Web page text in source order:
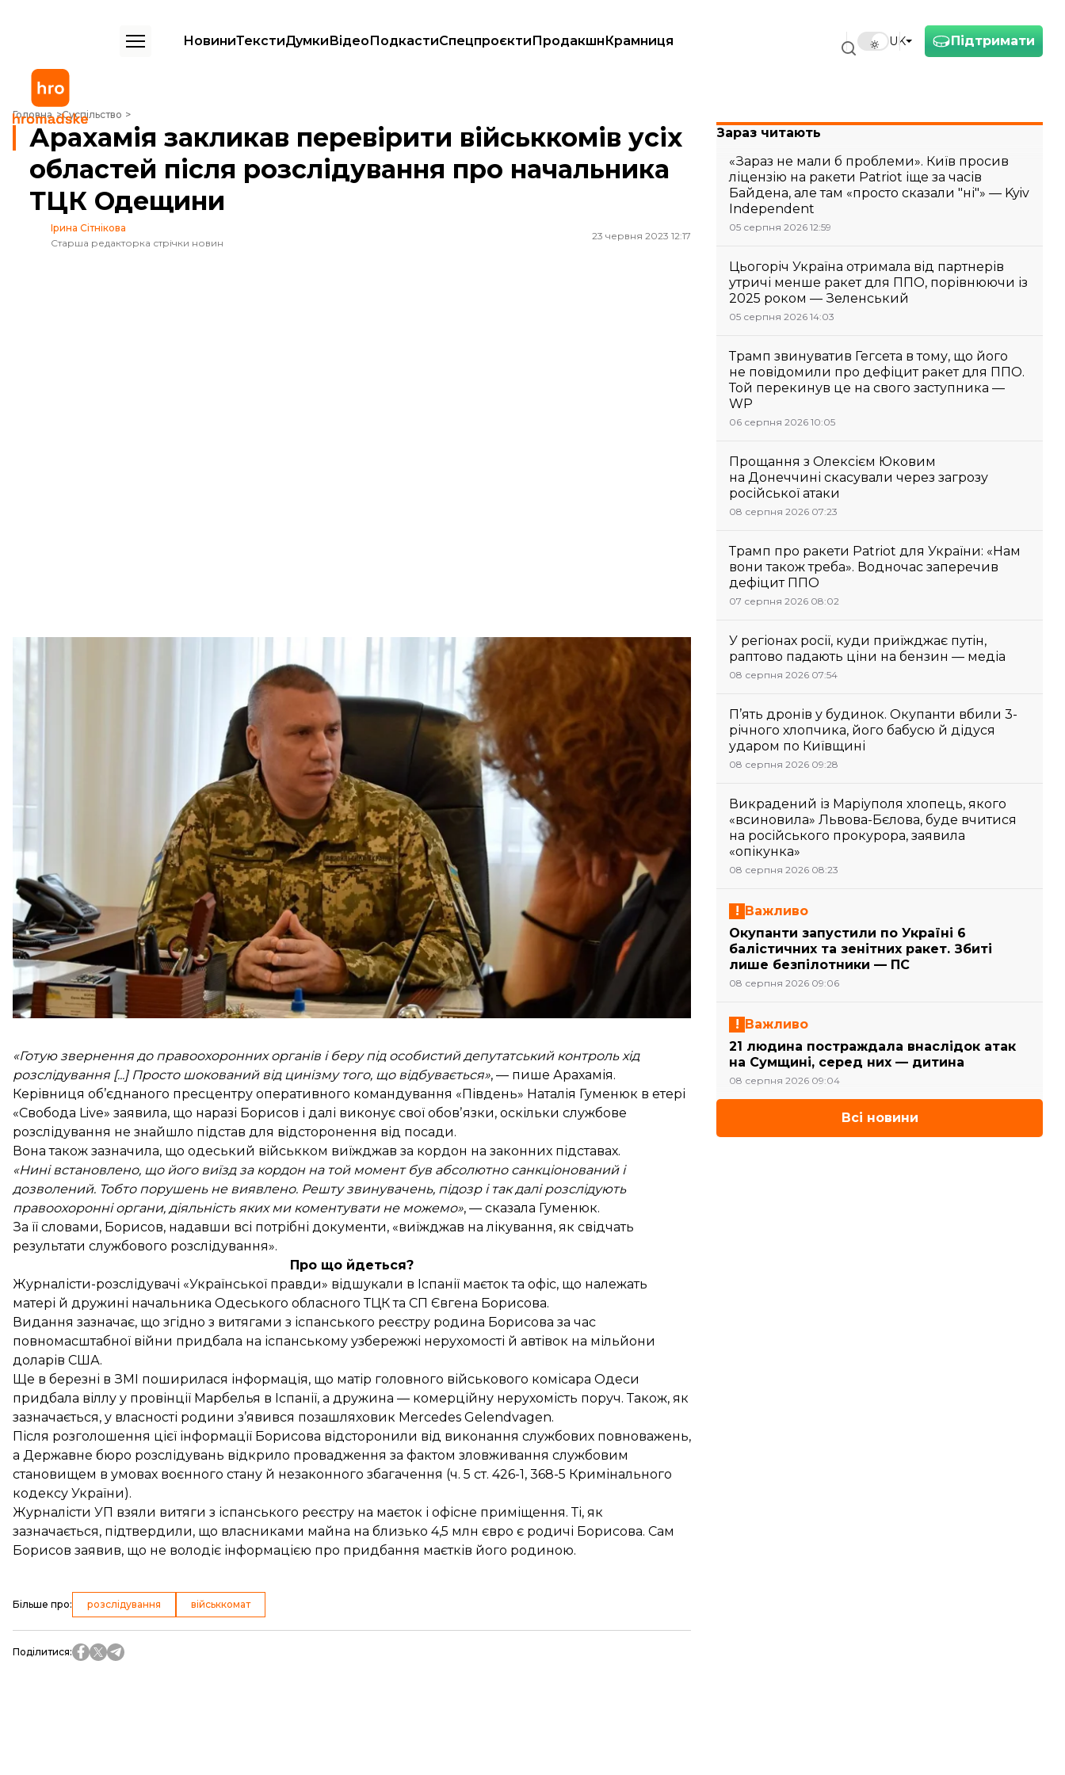
Підтримати
UK
НовиниТекстиДумкиВідеоПодкастиСпецпроєктиПродакшнКрамниця
Головна Суспільство
Арахамія закликав перевірити військкомів усіх областей після розслідування про начальника ТЦК Одещини
Арахамія закликав перевірити військкомів усіх
областей після розслідування про начальника
ТЦК Одещини
Ірина Сітнікова
Старша редакторка стрічки новин
23 червня 2023 12:17
Військовий комісар Одеського обласного територіального центру комплектування та соціальної підтримки полковник Євген
АрміяInform
Голова фракції «Слуга Народу» Давид Арахамія закликав уповноважені органи провести перевірки
щодо військкомів усіх областей після розслідування журналістів, яке показало маєток в Іспанії
родини начальника Одеського обласного ТЦК та СП Євгена Борисова.
у Telegram.
Він заявив, що розслідування про одеського військкома «відняло в нього мову».
Арахамія оголосив, що, як член Комітету Верховної Ради з питань національної безпеки, оборони й
розвідки, ініціював розгляд цього випадку й детальне його висвітлення у ЗМІ.
«Готую звернення до правоохоронних органів і беру під особистий депутатський контроль хід
розслідування [...] Просто шокований від цинізму того, що відбувається», — пише Арахамія.
Керівниця об’єднаного пресцентру оперативного командування «Південь» Наталія Гуменюк в етері
«Свобода Live» заявила, що наразі Борисов і далі виконує свої обовʼязки, оскільки службове
розслідування не знайшло підстав для відсторонення від посади.
Вона також зазначила, що одеський військком виїжджав за кордон на законних підставах.
«Нині встановлено, що його виїзд за кордон на той момент був абсолютно санкціонований і
дозволений. Тобто порушень не виявлено. Решту звинувачень, підозр і так далі розслідують
правоохоронні органи, діяльність яких ми коментувати не можемо», — сказала Гуменюк.
За її словами, Борисов, надавши всі потрібні документи, «виїжджав на лікування, як свідчать
результати службового розслідування».
Про що йдеться?
Журналісти-розслідувачі «Української правди» відшукали в Іспанії маєток та офіс, що належать
матері й дружині начальника Одеського обласного ТЦК та СП Євгена Борисова.
Видання зазначає, що згідно з витягами з іспанського реєстру родина Борисова за час
повномасштабної війни придбала на іспанському узбережжі нерухомості й автівок на мільйони
доларів США.
Ще в березні в ЗМІ поширилася інформація, що матір головного військового комісара Одеси
придбала віллу у провінції Марбелья в Іспанії, а дружина — комерційну нерухомість поруч. Також, як
зазначається, у власності родини з’явився позашляховик Mercedes Gelendvagen.
Після розголошення цієї інформації Борисова відсторонили від виконання службових повноважень,
а Державне бюро розслідувань відкрило провадження за фактом зловживання службовим
становищем в умовах воєнного стану й незаконного збагачення (ч. 5 ст. 426-1, 368-5 Кримінального
кодексу України).
Журналісти УП взяли витяги з іспанського реєстру на маєток і офісне приміщення. Ті, як
зазначається, підтвердили, що власниками майна на близько 4,5 млн євро є родичі Борисова. Сам
Борисов заявив, що не володіє інформацією про придбання маєтків його родиною.
Більше про: розслідування військкомат
Поділитися:
Зараз читають
«Зараз не мали б проблеми». Київ просив
ліцензію на ракети Patriot іще за часів
Байдена, але там «просто сказали "ні"» — Kyiv
Independent
05 серпня 2026 12:59
Цьогоріч Україна отримала від партнерів
утричі менше ракет для ППО, порівнюючи із
2025 роком — Зеленський
05 серпня 2026 14:03
Трамп звинуватив Гегсета в тому, що його
не повідомили про дефіцит ракет для ППО.
Той перекинув це на свого заступника —
WP
06 серпня 2026 10:05
Прощання з Олексієм Юковим
на Донеччині скасували через загрозу
російської атаки
08 серпня 2026 07:23
Трамп про ракети Patriot для України: «Нам
вони також треба». Водночас заперечив
дефіцит ППО
07 серпня 2026 08:02
У регіонах росії, куди приїжджає путін,
раптово падають ціни на бензин — медіа
08 серпня 2026 07:54
П’ять дронів у будинок. Окупанти вбили 3-
річного хлопчика, його бабусю й дідуся
ударом по Київщині
08 серпня 2026 09:28
Викрадений із Маріуполя хлопець, якого
«всиновила» Львова-Бєлова, буде вчитися
на російського прокурора, заявила
«опікунка»
08 серпня 2026 08:23
Важливо
Окупанти запустили по Україні 6
балістичних та зенітних ракет. Збиті
лише безпілотники — ПС
08 серпня 2026 09:06
Важливо
21 людина постраждала внаслідок атак
на Сумщині, серед них — дитина
08 серпня 2026 09:04
Всі новини